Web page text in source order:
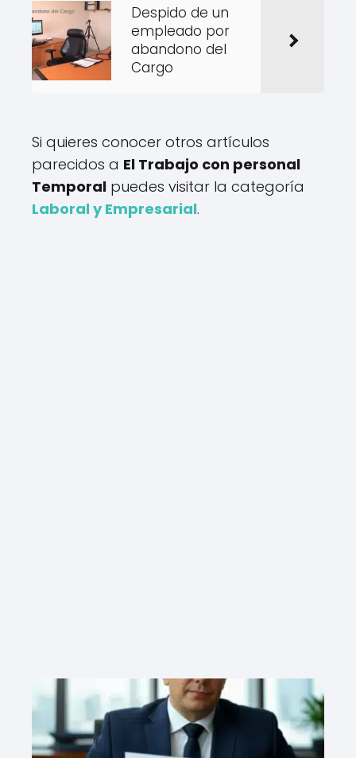
Despido de un
empleado por
abandono del
Cargo
Si quieres conocer otros artículos
parecidos a El Trabajo con personal
Temporal puedes visitar la categoría
Laboral y Empresarial.